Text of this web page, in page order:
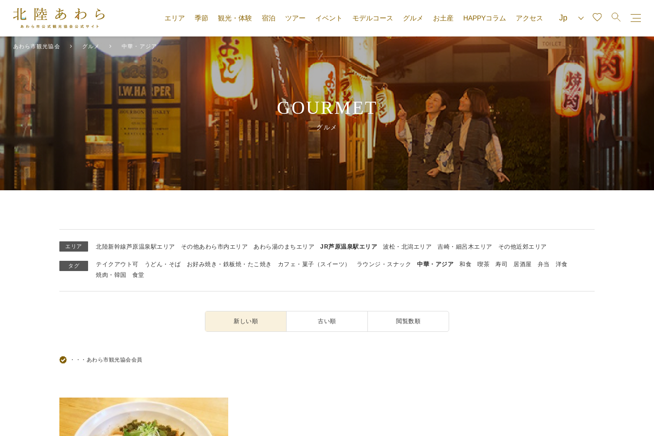
エリア 季節 観光・体験 宿泊 ツアー イベント モデルコース グルメ お土産 HAPPYコラム アクセス
あわら市観光協会 グルメ 中華・アジア
GOURMET
グルメ
エリア 北陸新幹線芦原温泉駅エリア その他あわら市内エリア あわら湯のまちエリア JR芦原温泉駅エリア 波松・北潟エリア 吉崎・細呂木エリア その他近郊エリア
タグ テイクアウト可 うどん・そば お好み焼き・鉄板焼・たこ焼き カフェ・菓子（スイーツ） ラウンジ・スナック 中華・アジア 和食 喫茶 寿司 居酒屋 弁当
洋食
焼肉・韓国
食堂
新しい順 古い順 閲覧数順
・・・あわら市観光協会会員